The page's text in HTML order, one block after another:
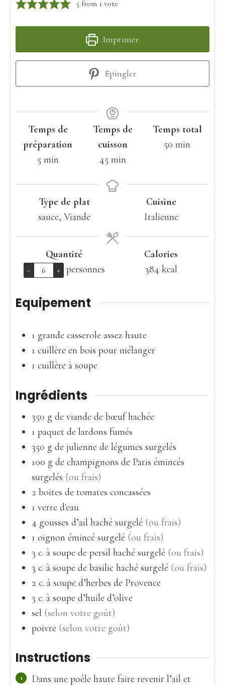
5 from 1 vote
Imprimer
Epingler
Temps de
préparation
5minutes
min
Temps de
cuisson
45minutes
min
Temps total
50 minutes
min
Type de plat
sauce, Viande
Cuisine
Italienne
Quantité
– + personnes
Calories
384 kcal
Equipement
1 grande casserole assez haute
1 cuillère en bois pour mélanger
1 cuillère à soupe
Ingrédients
350 g de viande de bœuf hachée
1 paquet de lardons fumés
350 g de julienne de légumes surgelés
100 g de champignons de Paris émincés
surgelés (ou frais)
2 boites de tomates concassées
1 verre d'eau
4 gousses d’ail haché surgelé (ou frais)
1 oignon émincé surgelé (ou frais)
3 c. à soupe de persil haché surgelé (ou frais)
3 c. à soupe de basilic haché surgelé (ou frais)
2 c. à soupe d’herbes de Provence
3 c. à soupe d’huile d’olive
sel (selon votre goût)
poivre (selon votre goût)
Instructions
Dans une poêle haute faire revenir l’ail et